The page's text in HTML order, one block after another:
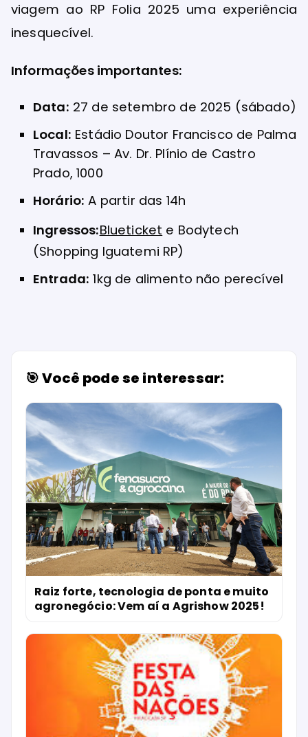
viagem ao RP Folia 2025 uma experiência
inesquecível.
Informações importantes:
Data: 27 de setembro de 2025 (sábado)
Local: Estádio Doutor Francisco de Palma
Travassos – Av. Dr. Plínio de Castro
Prado, 1000
Horário: A partir das 14h
Ingressos:Blueticket e Bodytech
(Shopping Iguatemi RP)
Entrada: 1kg de alimento não perecível
🎯 Você pode se interessar:
Raiz forte, tecnologia de ponta e muito
agronegócio: Vem aí a Agrishow 2025!